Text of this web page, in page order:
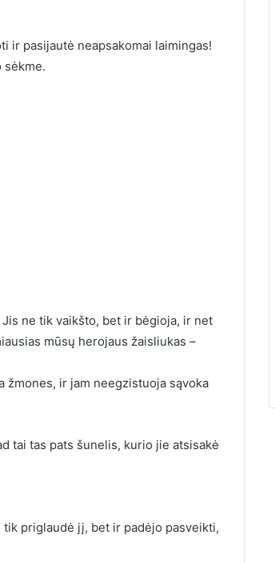
ir pasijautė neapsakomai laimingas!
sėkme.
ne tik vaikšto, bet ir bėgioja, ir net
mūsų herojaus žaisliukas –
žmones, ir jam neegzistuoja sąvoka
tai tas pats šunelis, kurio jie atsisakė
priglaudė jį, bet ir padėjo pasveikti,